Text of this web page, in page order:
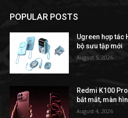
POPULAR POSTS
Ugreen hợp tác
bộ sưu tập mới
August 5, 2026
Redmi K100
bắt mắt, màn
August 4, 2026